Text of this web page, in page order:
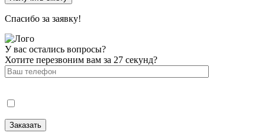
Спасибо за заявку!
У вас остались вопросы?
Хотите перезвоним вам за 27 секунд?